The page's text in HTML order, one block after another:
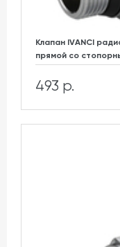
Клапан IVANCI
прямой со
493 р.